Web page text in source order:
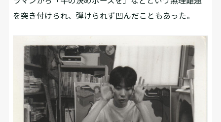
を突き付けられ、弾けられず凹んだこともあった。